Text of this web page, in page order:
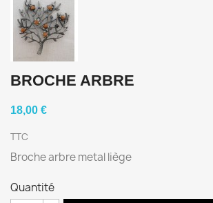
BROCHE ARBRE
18,00 €
TTC
Broche arbre metal liège
Quantité